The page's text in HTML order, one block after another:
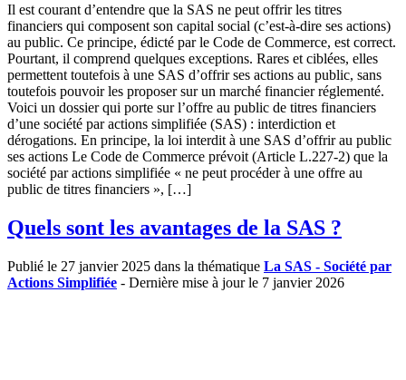
Il est courant d’entendre que la SAS ne peut offrir les titres
financiers qui composent son capital social (c’est-à-dire ses actions)
au public. Ce principe, édicté par le Code de Commerce, est correct.
Pourtant, il comprend quelques exceptions. Rares et ciblées, elles
permettent toutefois à une SAS d’offrir ses actions au public, sans
toutefois pouvoir les proposer sur un marché financier réglementé.
Voici un dossier qui porte sur l’offre au public de titres financiers
d’une société par actions simplifiée (SAS) : interdiction et
dérogations. En principe, la loi interdit à une SAS d’offrir au public
ses actions Le Code de Commerce prévoit (Article L.227-2) que la
société par actions simplifiée « ne peut procéder à une offre au
public de titres financiers », […]
Quels sont les avantages de la SAS ?
Publié le 27 janvier 2025 dans la thématique La SAS - Société par
Actions Simplifiée - Dernière mise à jour le 7 janvier 2026